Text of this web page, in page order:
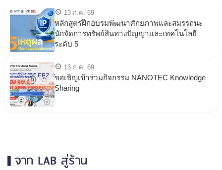
13 ก.ค. 69
หลักสูตรฝึกอบรมพัฒนาศักยภาพและสมรรถนะ
นักจัดการทรัพย์สินทางปัญญาและเทคโนโลยี
ระดับ 5
13 ก.ค. 69
ขอเชิญเข้าร่วมกิจกรรม NANOTEC Knowledge
Sharing
จาก LAB สู่ร้าน